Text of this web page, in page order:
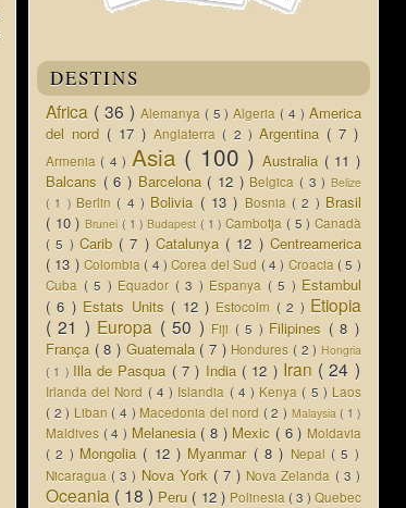
DESTINS
Africa ( 36 ) Alemanya ( 5 )Algeria ( 4 )America
del nord ( 17 )Anglaterra ( 2 ) Argentina ( 7 )
Armenia ( 4 ) Asia ( 100 )Australia ( 11 )
Balcans ( 6 ) Barcelona ( 12 ) Belgica ( 3 )Belize
( 1 ) Berlin ( 4 ) Bolivia ( 13 ) Bosnia ( 2 ) Brasil
( 10 )Brunei ( 1 )Budapest ( 1 )Cambotja ( 5 )Canadà
( 5 ) Carib ( 7 ) Catalunya ( 12 )Centreamerica
( 13 )Colombia ( 4 )Corea del Sud ( 4 ) Croacia ( 5 )
Cuba ( 5 ) Equador ( 3 ) Espanya ( 5 ) Estambul
( 6 ) Estats Units ( 12 ) Estocolm ( 2 ) Etiopia
( 21 ) Europa ( 50 ) Fiji ( 5 ) Filipines ( 8 )
França ( 8 ) Guatemala ( 7 ) Hondures ( 2 ) Hongria
( 1 ) Illa de Pasqua ( 7 ) India ( 12 ) Iran ( 24 )
Irlanda del Nord ( 4 ) Islandia ( 4 ) Kenya ( 5 ) Laos
( 2 ) Liban ( 4 ) Macedonia del nord ( 2 ) Malaysia( 1 )
Maldives ( 4 ) Melanesia ( 8 ) Mexic ( 6 ) Moldavia
( 2 ) Mongolia ( 12 ) Myanmar ( 8 ) Nepal ( 5 )
Nicaragua ( 3 ) Nova York ( 7 ) Nova Zelanda ( 3 )
Oceania ( 18 ) Peru ( 12 ) Polinesia ( 3 )Quebec